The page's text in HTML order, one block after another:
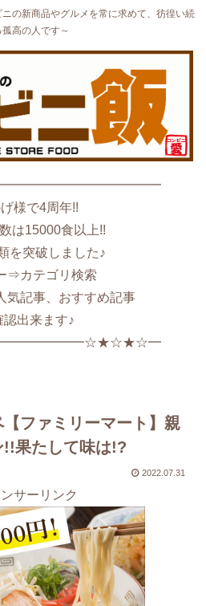
の新商品やグルメを常に求めて、彷徨い続
孤高の人です～
様で4周年!!
は15000食以上!!
を突破しました♪
⇒カテゴリ検索
記事、おすすめ記事
認出来ます♪
ファミリーマート】親
!!果たして味は!?
2022.07.31
サーリンク